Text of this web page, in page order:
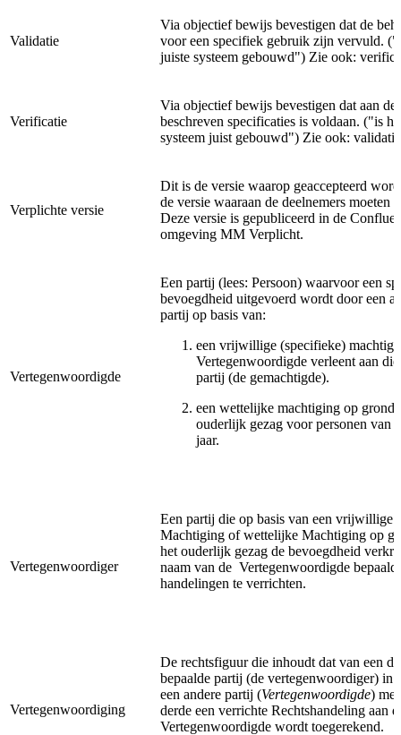
Validatie
Via objectief bewijs bevestigen dat de
voor een specifiek gebruik zijn vervuld.
juiste systeem gebouwd") Zie ook:
Verificatie
Via objectief bewijs bevestigen dat aan de
beschreven specificaties is voldaan. ("is
systeem juist gebouwd") Zie ook:
Verplichte versie
Dit is de versie waarop geaccepteerd
de versie waaraan de deelnemers moeten
Deze versie is gepubliceerd in de
omgeving MM Verplicht.
Vertegenwoordigde
Een partij (lees: Persoon) waarvoor een
bevoegdheid uitgevoerd wordt door een
partij op basis van:
een vrijwillige (specifieke)
Vertegenwoordigde verleent aan
partij (de gemachtigde).
een wettelijke machtiging op grond
ouderlijk gezag voor personen van
jaar.
Vertegenwoordiger
Een partij die op basis van een vrijwillige
Machtiging of wettelijke Machtiging op
het ouderlijk gezag de bevoegdheid
naam van de Vertegenwoordigde
handelingen te verrichten.
Vertegenwoordiging
De rechtsfiguur die inhoudt dat van een
bepaalde partij (de vertegenwoordiger) in
een andere partij (Vertegenwoordigde)
derde een verrichte Rechtshandeling aan
Vertegenwoordigde wordt toegerekend.